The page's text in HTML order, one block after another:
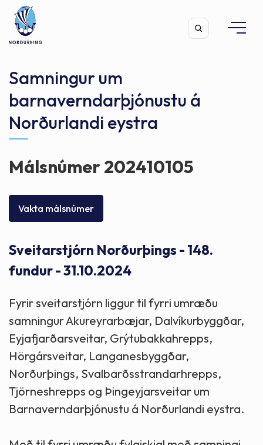
Leita
Samningur um
barnaverndarþjónustu á
Norðurlandi eystra
Málsnúmer 202410105
Vakta málsnúmer
Sveitarstjórn Norðurþings - 148.
fundur - 31.10.2024
Fyrir sveitarstjórn liggur til fyrri umræðu
samningur Akureyrarbæjar, Dalvíkurbyggðar,
Eyjafjarðarsveitar, Grýtubakkahrepps,
Hörgársveitar, Langanesbyggðar,
Norðurþings, Svalbarðsstrandarhrepps,
Tjörneshrepps og Þingeyjarsveitar um
Barnaverndarþjónustu á Norðurlandi eystra.